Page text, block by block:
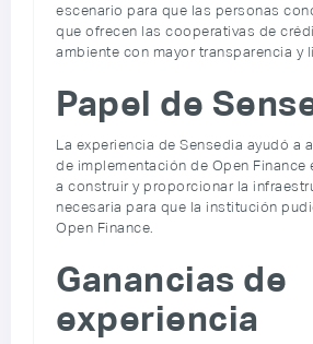
escenario para que las personas
que ofrecen las cooperativas de
ambiente con mayor transparencia y
Papel de
La experiencia de Sensedia ayudó a
de implementación de Open Finance
a construir y proporcionar la
necesaria para que la institución
Open Finance.
Ganancias de
experiencia